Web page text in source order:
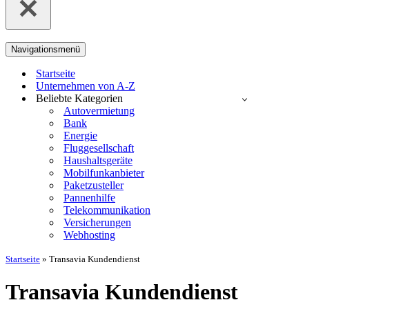
Navigationsmenü
Startseite
Unternehmen von A-Z
Beliebte Kategorien
Autovermietung
Bank
Energie
Fluggesellschaft
Haushaltsgeräte
Mobilfunkanbieter
Paketzusteller
Pannenhilfe
Telekommunikation
Versicherungen
Webhosting
Startseite » Transavia Kundendienst
Transavia Kundendienst